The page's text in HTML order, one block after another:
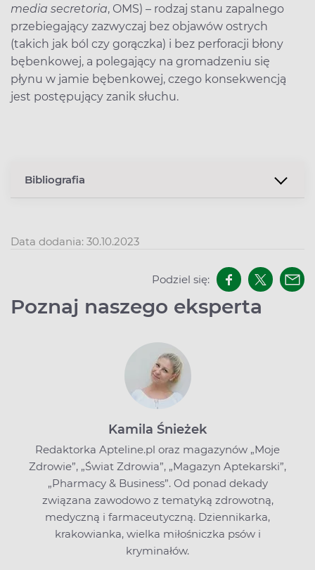
media secretoria, OMS) – rodzaj stanu zapalnego
przebiegający zazwyczaj bez objawów ostrych
(takich jak ból czy gorączka) i bez perforacji błony
bębenkowej, a polegający na gromadzeniu się
płynu w jamie bębenkowej, czego konsekwencją
jest postępujący zanik słuchu.
Bibliografia
Data dodania: 30.10.2023
Podziel się:
Poznaj naszego eksperta
Kamila Śnieżek
Redaktorka Apteline.pl oraz magazynów „Moje
Zdrowie”, „Świat Zdrowia”, „Magazyn Aptekarski”,
„Pharmacy & Business”. Od ponad dekady
związana zawodowo z tematyką zdrowotną,
medyczną i farmaceutyczną. Dziennikarka,
krakowianka, wielka miłośniczka psów i
kryminałów.